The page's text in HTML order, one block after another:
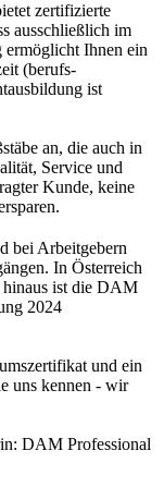
zertifizierte
ausschließlich im
ermöglicht Ihnen ein
(berufs-
ist
an, die auch in
Service und
Kunde, keine
bei Arbeitgebern
In Österreich
ist die DAM
2024
und ein
uns kennen - wir
DAM Professional